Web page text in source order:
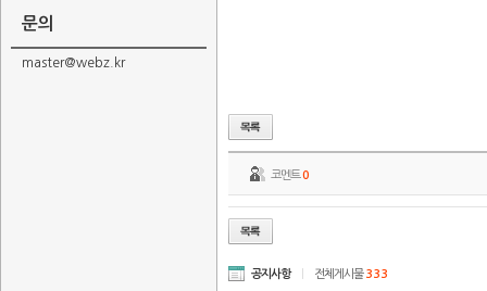
문의
master@webz.kr
코멘트0
공지사항 전체게시물333